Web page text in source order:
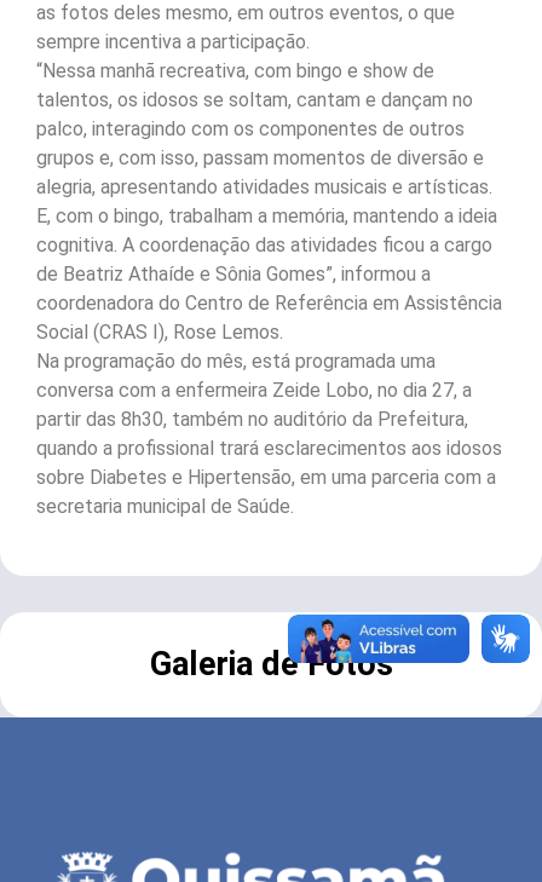
as fotos deles mesmo, em outros eventos, o que
sempre incentiva a participação.
“Nessa manhã recreativa, com bingo e show de
talentos, os idosos se soltam, cantam e dançam no
palco, interagindo com os componentes de outros
grupos e, com isso, passam momentos de diversão e
alegria, apresentando atividades musicais e artísticas.
E, com o bingo, trabalham a memória, mantendo a ideia
cognitiva. A coordenação das atividades ficou a cargo
de Beatriz Athaíde e Sônia Gomes”, informou a
coordenadora do Centro de Referência em Assistência
Social (CRAS I), Rose Lemos.
Na programação do mês, está programada uma
conversa com a enfermeira Zeide Lobo, no dia 27, a
partir das 8h30, também no auditório da Prefeitura,
quando a profissional trará esclarecimentos aos idosos
sobre Diabetes e Hipertensão, em uma parceria com a
secretaria municipal de Saúde.
Galeria de Fotos